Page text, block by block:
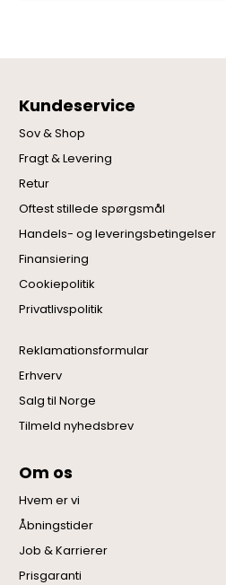
Kundeservice
Sov & Shop
Fragt & Levering
Retur
Oftest stillede spørgsmål
Handels- og leveringsbetingelser
Finansiering
Cookiepolitik
Privatlivspolitik
Reklamationsformular
Erhverv
Salg til Norge
Tilmeld nyhedsbrev
Om os
Hvem er vi
Åbningstider
Job & Karrierer
Prisgaranti